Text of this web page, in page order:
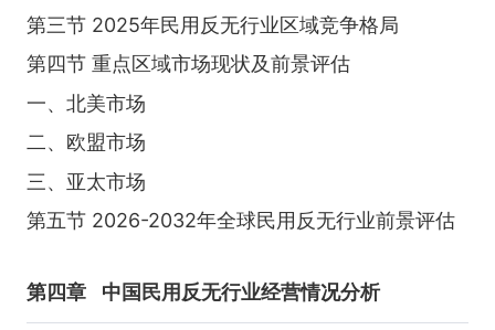
第三节 2025年民用反无行业区域竞争格局
第四节 重点区域市场现状及前景评估
一、北美市场
二、欧盟市场
三、亚太市场
第五节 2026-2032年全球民用反无行业前景评估
第四章 中国民用反无行业经营情况分析